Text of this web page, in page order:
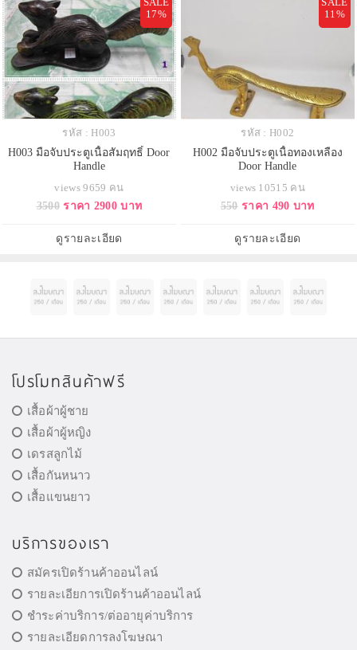
17%
รหัส : H003
H003 มือจับประตูเนื้อสัมฤทธิ์ Door
Handle
views 9659 คน
3500 ราคา 2900 บาท
ดูรายละเอียด
11%
รหัส : H002
H002 มือจับประตูเนื้อทองเหลือง
Door Handle
views 10515 คน
550 ราคา 490 บาท
ดูรายละเอียด
โปรโมทสินค้าฟรี
เสื้อผ้าผู้ชาย
เสื้อผ้าผู้หญิง
เดรสลูกไม้
เสื้อกันหนาว
เสื้อแขนยาว
บริการของเรา
สมัครเปิดร้านค้าออนไลน์
รายละเอียการเปิดร้านค้าออนไลน์
ชำระค่าบริการ/ต่ออายุค่าบริการ
รายละเอียดการลงโฆษณา